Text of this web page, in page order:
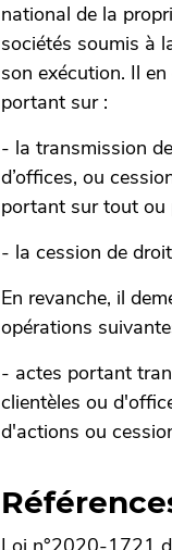
national de la
sociétés soumis à
son exécution. Il
portant sur :
- la transmission
d’offices, ou
portant sur tout ou
- la cession de
En revanche, il
opérations
- actes portant
clientèles ou
d'actions ou